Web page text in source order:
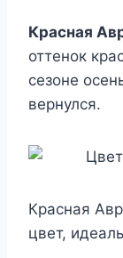
Красная
оттенок
сезоне
вернулся.
Красная
цвет,